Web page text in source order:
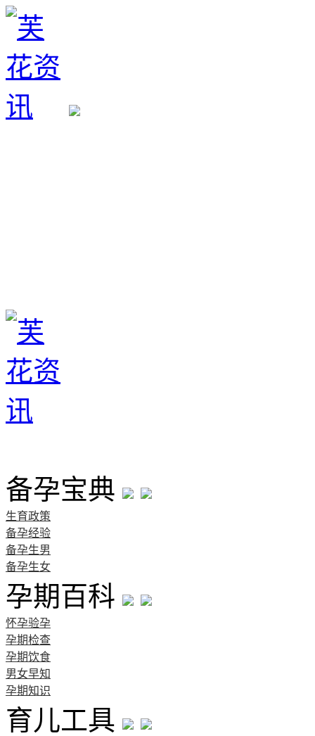
备孕宝典
生育政策
备孕经验
备孕生男
备孕生女
孕期百科
怀孕验孕
孕期检查
孕期饮食
男女早知
孕期知识
育儿工具